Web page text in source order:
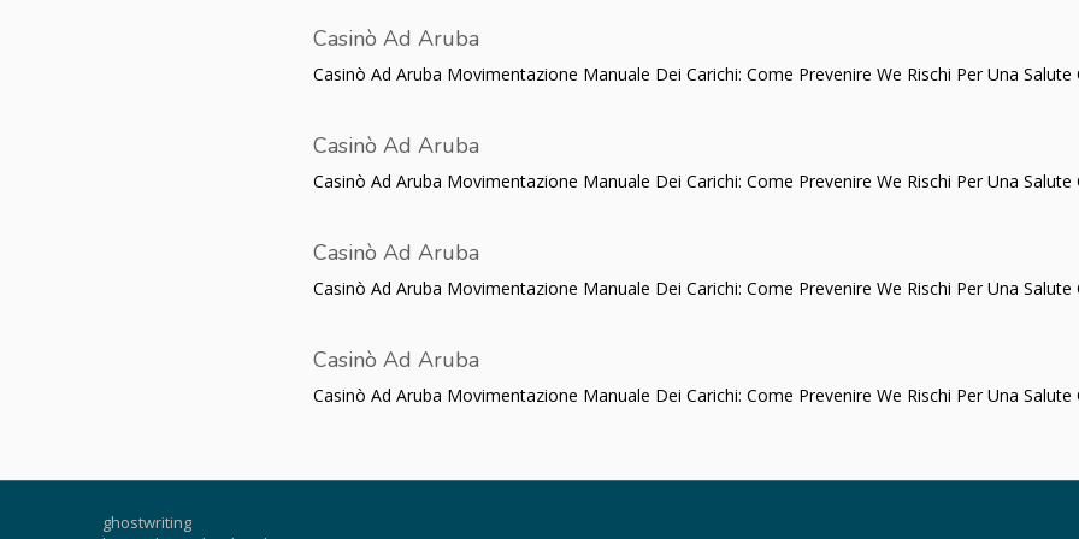
Casinò Ad Aruba
Casinò Ad Aruba Movimentazione Manuale Dei Carichi: Come Prevenire We Rischi Per Una Salute
Casinò Ad Aruba
Casinò Ad Aruba Movimentazione Manuale Dei Carichi: Come Prevenire We Rischi Per Una Salute
Casinò Ad Aruba
Casinò Ad Aruba Movimentazione Manuale Dei Carichi: Come Prevenire We Rischi Per Una Salute
Casinò Ad Aruba
Casinò Ad Aruba Movimentazione Manuale Dei Carichi: Come Prevenire We Rischi Per Una Salute
ghostwriting